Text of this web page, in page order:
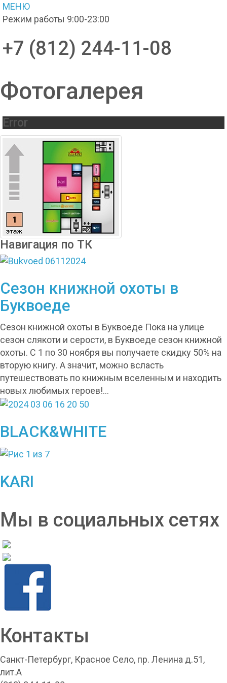
МЕНЮ
Режим работы 9:00-23:00
+7 (812) 244-11-08
Фотогалерея
Error
Навигация по ТК
Сезон книжной охоты в
Буквоеде
Сезон книжной охоты в Буквоеде Пока на улице
сезон слякоти и серости, в Буквоеде сезон книжной
охоты. С 1 по 30 ноября вы получаете скидку 50% на
вторую книгу. А значит, можно всласть
путешествовать по книжным вселенным и находить
новых любимых героев!…
BLACK&WHITE
KARI
Мы в социальных сетях
Контакты
Санкт-Петербург, Красное Село, пр. Ленина д.51,
лит.А